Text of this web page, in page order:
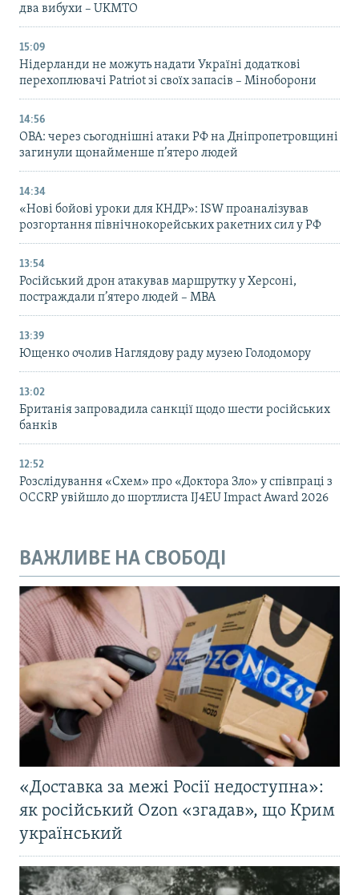
два вибухи – UKMTO
15:09
Нідерланди не можуть надати Україні додаткові
перехоплювачі Patriot зі своїх запасів – Міноборони
14:56
ОВА: через сьогоднішні атаки РФ на Дніпропетровщині
загинули щонайменше п’ятеро людей
14:34
«Нові бойові уроки для КНДР»: ISW проаналізував
розгортання північнокорейських ракетних сил у РФ
13:54
Російський дрон атакував маршрутку у Херсоні,
постраждали п’ятеро людей – МВА
13:39
Ющенко очолив Наглядову раду музею Голодомору
13:02
Британія запровадила санкції щодо шести російських
банків
12:52
Розслідування «Схем» про «Доктора Зло» у співпраці з
OCCRP увійшло до шортлиста IJ4EU Impact Award 2026
ВАЖЛИВЕ НА СВОБОДІ
«Доставка за межі Росії недоступна»:
як російський Ozon «згадав», що Крим
український